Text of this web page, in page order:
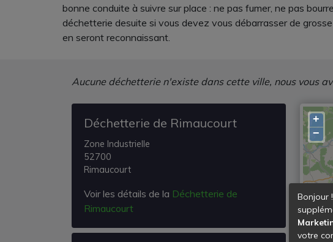
bonne conduite à suivre sur place : ne pas fumer, ne pas
déchetterie desuite si vous devez vous débarrasser de
en seront reconnaissant.
Aucune déchetterie n'existe dans cette ville, nous vous
Déchetterie de Rimaucourt
Zone Industrielle
52700
Rimaucourt
Voir les détails de la Déchetterie de
Rimaucourt
+
−
Bonjour
votre